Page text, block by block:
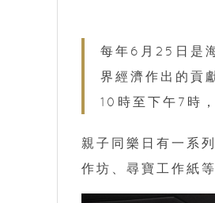
每年6月25日是
界經濟作出的貢
10時至下午7時
親子同樂日有一系
作坊、尋寶工作紙